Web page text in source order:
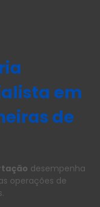
em
de
desempenha
operações de